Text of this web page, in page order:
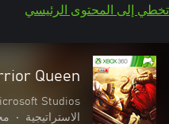
تخطي إلى المحتوى الرئيسي
Queen
Studios
الاستراتيجية
•